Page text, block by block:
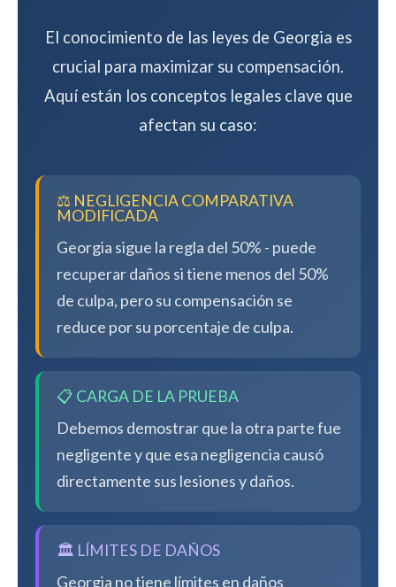
El conocimiento de las leyes de Georgia es
crucial para maximizar su compensación.
Aquí están los conceptos legales clave que
afectan su caso:
⚖️ NEGLIGENCIA COMPARATIVA
MODIFICADA
Georgia sigue la regla del 50% - puede
recuperar daños si tiene menos del 50%
de culpa, pero su compensación se
reduce por su porcentaje de culpa.
📋 CARGA DE LA PRUEBA
Debemos demostrar que la otra parte fue
negligente y que esa negligencia causó
directamente sus lesiones y daños.
🏛️ LÍMITES DE DAÑOS
Georgia no tiene límites en daños